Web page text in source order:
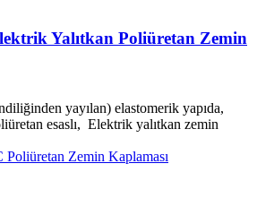
Yalıtkan Poliüretan Zemin
yayılan) elastomerik yapıda,
esaslı, Elektrik yalıtkan zemin